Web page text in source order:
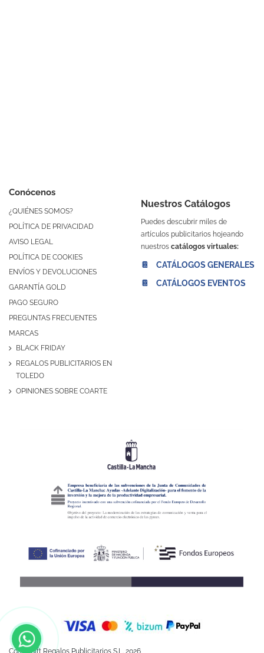
Conócenos
¿QUIÉNES SOMOS?
POLÍTICA DE PRIVACIDAD
AVISO LEGAL
POLÍTICA DE COOKIES
ENVÍOS Y DEVOLUCIONES
GARANTÍA GOLD
PAGO SEGURO
PREGUNTAS FRECUENTES
MARCAS
BLACK FRIDAY
REGALOS PUBLICITARIOS EN
TOLEDO
OPINIONES SOBRE COARTE
Nuestros Catálogos
Puedes descubrir miles de
artículos publicitarios hojeando
nuestros catálogos virtuales:
📔 CATÁLOGOS GENERALES
📔 CATÁLOGOS EVENTOS
Coartegift Regalos Publicitarios S.L. 2026